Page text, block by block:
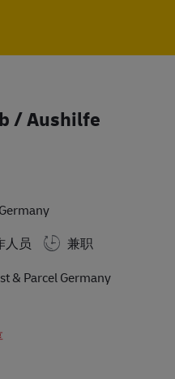
/ Aushilfe
人员
兼职
& Parcel Germany